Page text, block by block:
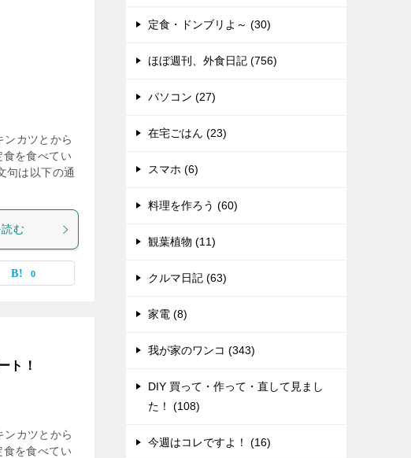
カツとから
を食べてい
句は以下の通
む
0
ト！
カツとから
を食べてい
定食・ドンブリよ～ (30)
ほぼ週刊、外食日記 (756)
パソコン (27)
在宅ごはん (23)
スマホ (6)
料理を作ろう (60)
観葉植物 (11)
クルマ日記 (63)
家電 (8)
我が家のワンコ (343)
DIY 買って・作って・直して見まし
た！ (108)
今週はコレですよ！ (16)